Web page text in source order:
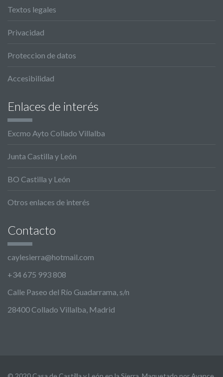
Textos legales
Privacidad
Proteccion de datos
Accesibilidad
Enlaces de interés
Excmo Ayto Collado Villalba
Junta Castilla y León
BO Castilla y León
Otros enlaces de interés
Contacto
caylesierra@hotmail.com
+34 675 993 808
Calle Paseo del Río Guadarrama, s/n
28400 Collado Villalba, Madrid